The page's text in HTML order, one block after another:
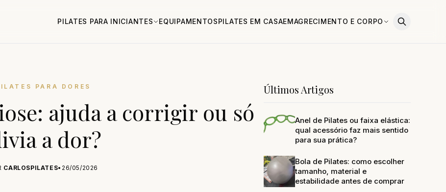
PILATES PARA INICIANTES EQUIPAMENTOSPILATES EM CASAEMAGRECIMENTO E CORPO
PARA DORES
ajuda a corrigir ou só
a dor?
CARLOSPILATES• 26/05/2026
Últimos Artigos
Anel de Pilates ou faixa elástica:
qual acessório faz mais sentido
para sua prática?
Bola de Pilates: como escolher
tamanho, material e
estabilidade antes de comprar